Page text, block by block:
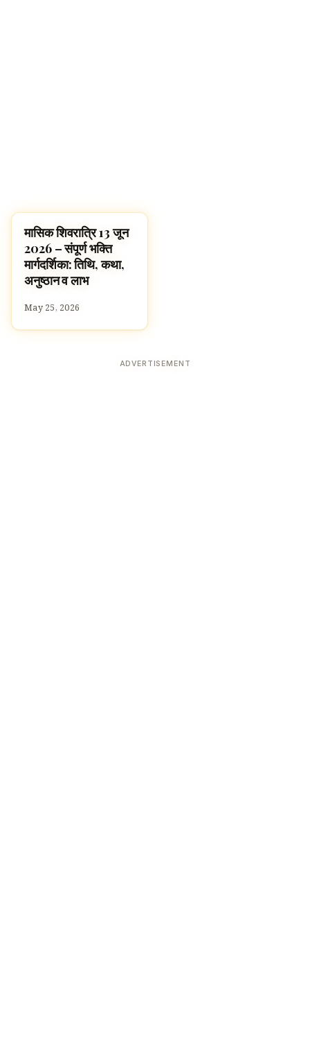
FESTIVALS
मासिक शिवरात्रि 13 जून
2026 – संपूर्ण भक्ति
मार्गदर्शिका: तिथि, कथा,
अनुष्ठान व लाभ
May 25, 2026
ADVERTISEMENT